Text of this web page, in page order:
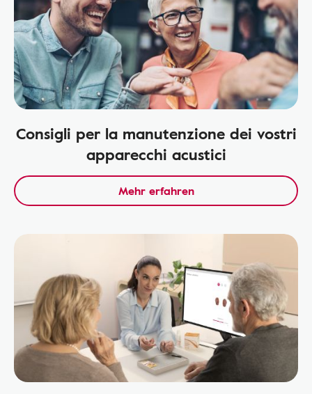
Consigli per la manutenzione dei vostri
apparecchi acustici
Mehr erfahren